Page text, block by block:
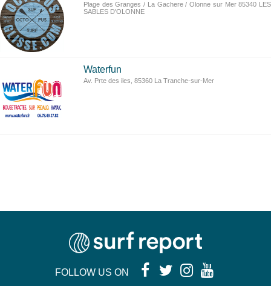
Plage des Granges / La Gachere / Olonne sur Mer 85340 LES
SABLES D'OLONNE
Waterfun
Av. Prte des iles, 85360 La Tranche-sur-Mer
FOLLOW US ON